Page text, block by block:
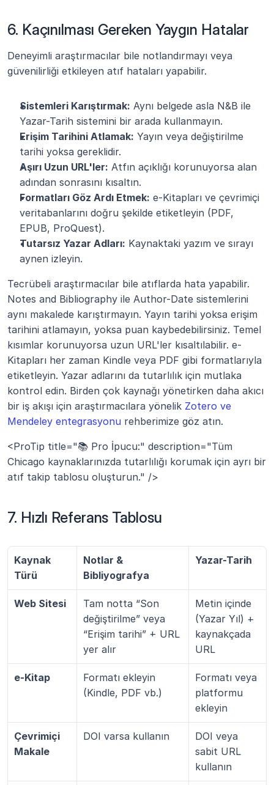
6. Kaçınılması Gereken Yaygın Hatalar
Deneyimli araştırmacılar bile notlandırmayı veya
güvenilirliği etkileyen atıf hataları yapabilir.
Sistemleri Karıştırmak: Aynı belgede asla N&B ile
Yazar-Tarih sistemini bir arada kullanmayın.
Erişim Tarihini Atlamak: Yayın veya değiştirilme
tarihi yoksa gereklidir.
Aşırı Uzun URL'ler: Atfın açıklığı korunuyorsa alan
adından sonrasını kısaltın.
Formatları Göz Ardı Etmek: e-Kitapları ve çevrimiçi
veritabanlarını doğru şekilde etiketleyin (PDF,
EPUB, ProQuest).
Tutarsız Yazar Adları: Kaynaktaki yazım ve sırayı
aynen izleyin.
Tecrübeli araştırmacılar bile atıflarda hata yapabilir.
Notes and Bibliography ile Author-Date sistemlerini
aynı makalede karıştırmayın. Yayın tarihi yoksa erişim
tarihini atlamayın, yoksa puan kaybedebilirsiniz. Temel
kısımlar korunuyorsa uzun URL'ler kısaltılabilir. e-
Kitapları her zaman Kindle veya PDF gibi formatlarıyla
etiketleyin. Yazar adlarını da tutarlılık için mutlaka
kontrol edin. Birden çok kaynağı yönetirken daha akıcı
bir iş akışı için araştırmacılara yönelik Zotero ve
Mendeley entegrasyonu rehberimize göz atın.
<ProTip title="📚 Pro İpucu:" description="Tüm
Chicago kaynaklarınızda tutarlılığı korumak için ayrı bir
atıf takip tablosu oluşturun." />
7. Hızlı Referans Tablosu
Kaynak
Türü
Notlar &
Bibliyografya
Yazar-Tarih
Web Sitesi
Tam notta “Son
değiştirilme” veya
“Erişim tarihi” + URL
yer alır
Metin içinde
(Yazar Yıl) +
kaynakçada
URL
e-Kitap
Formatı ekleyin
(Kindle, PDF vb.)
Formatı veya
platformu
ekleyin
Çevrimiçi
Makale
DOI varsa kullanın
DOI veya
sabit URL
kullanın